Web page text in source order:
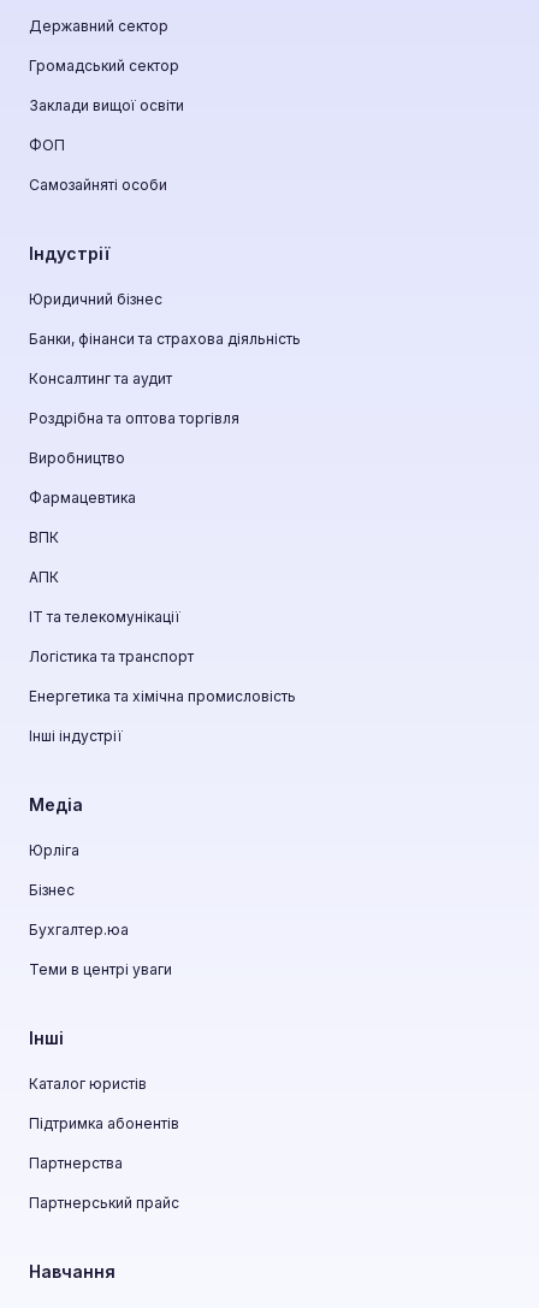
Державний сектор
Громадський сектор
Заклади вищої освіти
ФОП
Самозайняті особи
Індустрії
Юридичний бізнес
Банки, фінанси та страхова діяльність
Консалтинг та аудит
Роздрібна та оптова торгівля
Виробництво
Фармацевтика
ВПК
АПК
ІТ та телекомунікації
Логістика та транспорт
Енергетика та хімічна промисловість
Інші індустрії
Медіа
Юрліга
Бізнес
Бухгалтер.юа
Теми в центрі уваги
Інші
Каталог юристів
Підтримка абонентів
Партнерства
Партнерський прайс
Навчання